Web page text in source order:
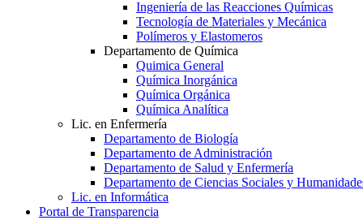
Ingeniería de las Reacciones Químicas
Tecnología de Materiales y Mecánica
Polímeros y Elastomeros
Departamento de Química
Quimica General
Química Inorgánica
Química Orgánica
Química Analítica
Lic. en Enfermería
Departamento de Biología
Departamento de Administración
Departamento de Salud y Enfermería
Departamento de Ciencias Sociales y
Lic. en Informática
Portal de Transparencia